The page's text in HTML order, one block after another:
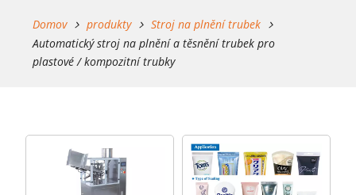
Domov produkty
Stroj na plnění trubek
Automatický stroj na plnění a těsnění trubek pro
plastové / kompozitní trubky